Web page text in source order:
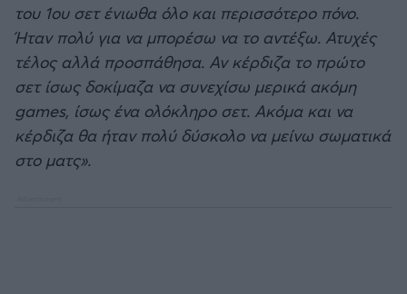
του 1ου σετ ένιωθα όλο και περισσότερο πόνο.
Ήταν πολύ για να μπορέσω να το αντέξω. Ατυχές
τέλος αλλά προσπάθησα. Αν κέρδιζα το πρώτο
σετ ίσως δοκίμαζα να συνεχίσω μερικά ακόμη
games, ίσως ένα ολόκληρο σετ. Ακόμα και να
κέρδιζα θα ήταν πολύ δύσκολο να μείνω σωματικά
στο ματς».